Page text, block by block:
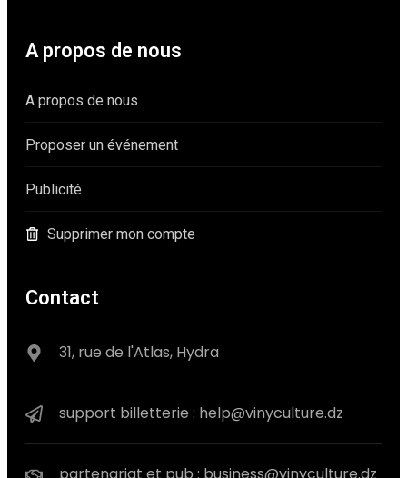
A propos de nous
A propos de nous
Proposer un événement
Publicité
Supprimer mon compte
Contact
31, rue de l'Atlas, Hydra
support billetterie : help@vinyculture.dz